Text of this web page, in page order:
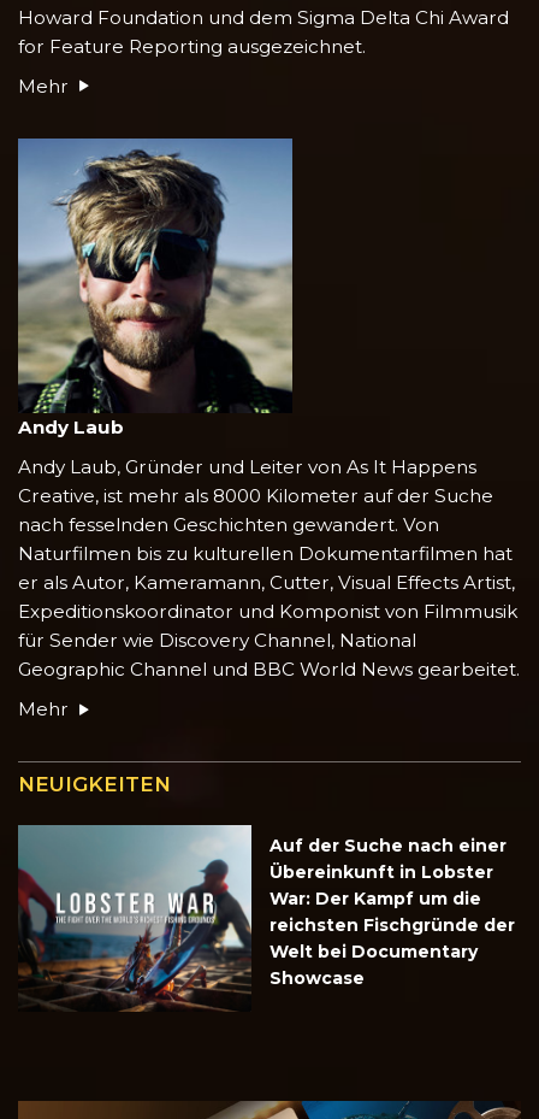
Howard Foundation und dem Sigma Delta Chi Award
for Feature Reporting ausgezeichnet.
Mehr
Andy Laub
Andy Laub, Gründer und Leiter von As It Happens
Creative, ist mehr als 8000 Kilometer auf der Suche
nach fesselnden Geschichten gewandert. Von
Naturfilmen bis zu kulturellen Dokumentarfilmen hat
er als Autor, Kameramann, Cutter, Visual Effects Artist,
Expeditionskoordinator und Komponist von Filmmusik
für Sender wie Discovery Channel, National
Geographic Channel und BBC World News gearbeitet.
Mehr
NEUIGKEITEN
Auf der Suche nach einer
Übereinkunft in Lobster
War: Der Kampf um die
reichsten Fischgründe der
Welt bei Documentary
Showcase